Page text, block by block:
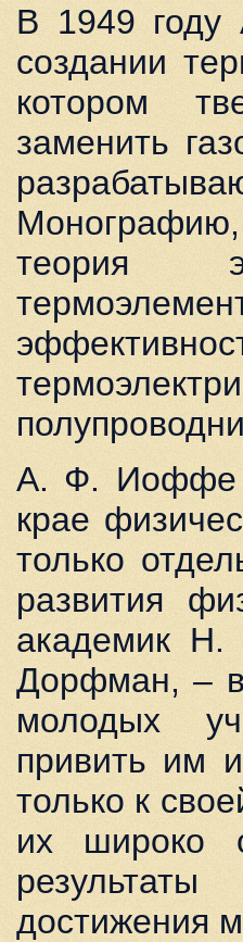
В 1949
создании
котором
заменить
теория
А. Ф. Иоффе
крае
только
развития
академик
Дорфман, –
молодых
привить им
только к
их широко
достижения